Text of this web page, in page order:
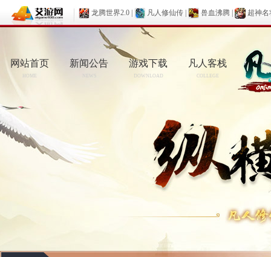
龙腾世界2.0 凡人修仙传 兽血沸腾 超神名
网站首页
HOME
新闻公告
NEWS
游戏下载
DOWNLOAD
凡人客栈
COLLEGE